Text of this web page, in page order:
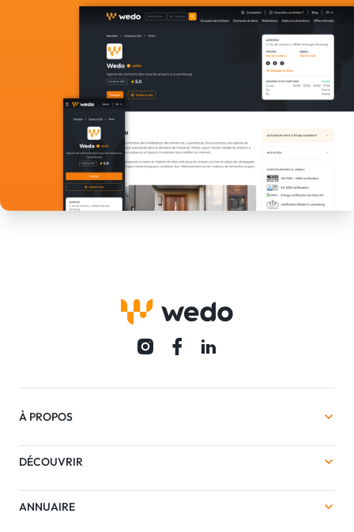
À PROPOS
DÉCOUVRIR
ANNUAIRE